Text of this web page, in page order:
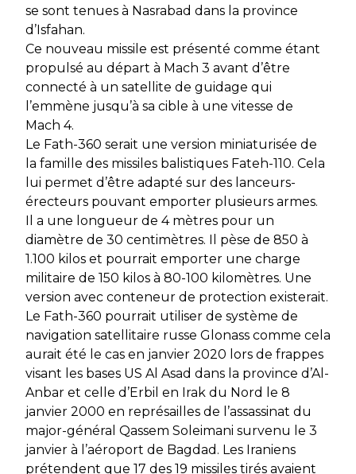
se sont tenues à Nasrabad dans la province
d’Isfahan.
Ce nouveau missile est présenté comme étant
propulsé au départ à Mach 3 avant d’être
connecté à un satellite de guidage qui
l’emmène jusqu’à sa cible à une vitesse de
Mach 4.
Le Fath-360 serait une version miniaturisée de
la famille des missiles balistiques Fateh-110. Cela
lui permet d’être adapté sur des lanceurs-
érecteurs pouvant emporter plusieurs armes.
Il a une longueur de 4 mètres pour un
diamètre de 30 centimètres. Il pèse de 850 à
1.100 kilos et pourrait emporter une charge
militaire de 150 kilos à 80-100 kilomètres. Une
version avec conteneur de protection existerait.
Le Fath-360 pourrait utiliser de système de
navigation satellitaire russe Glonass comme cela
aurait été le cas en janvier 2020 lors de frappes
visant les bases US Al Asad dans la province d’Al-
Anbar et celle d’Erbil en Irak du Nord le 8
janvier 2000 en représailles de l’assassinat du
major-général Qassem Soleimani survenu le 3
janvier à l’aéroport de Bagdad. Les Iraniens
prétendent que 17 des 19 missiles tirés avaient